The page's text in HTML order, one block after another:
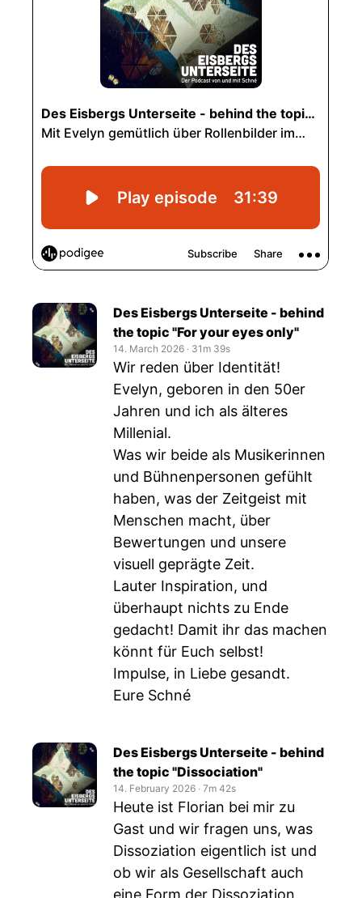
Des Eisbergs Unterseite - behind
the topic "For your eyes only"
14. March 2026 ‧ 31m 39s
Wir reden über Identität!
Evelyn, geboren in den 50er
Jahren und ich als älteres
Millenial.
Was wir beide als Musikerinnen
und Bühnenpersonen gefühlt
haben, was der Zeitgeist mit
Menschen macht, über
Bewertungen und unsere
visuell geprägte Zeit.
Lauter Inspiration, und
überhaupt nichts zu Ende
gedacht! Damit ihr das machen
könnt für Euch selbst!
Impulse, in Liebe gesandt.
Eure Schné
Des Eisbergs Unterseite - behind
the topic "Dissociation"
14. February 2026 ‧ 7m 42s
Heute ist Florian bei mir zu
Gast und wir fragen uns, was
Dissoziation eigentlich ist und
ob wir als Gesellschaft auch
eine Form der Dissoziation